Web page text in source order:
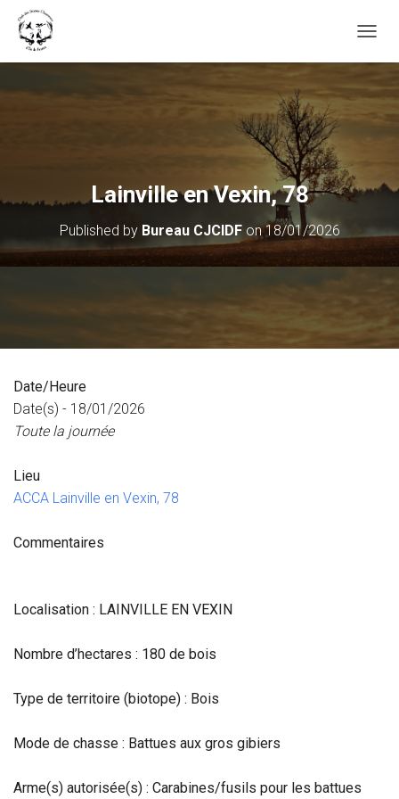
Lainville en Vexin, 78
Published by Bureau CJCIDFon18/01/2026
Date/Heure
Date(s) - 18/01/2026
Toute la journée
Lieu
ACCA Lainville en Vexin, 78
Commentaires
Localisation : LAINVILLE EN VEXIN
Nombre d’hectares : 180 de bois
Type de territoire (biotope) : Bois
Mode de chasse : Battues aux gros gibiers
Arme(s) autorisée(s) : Carabines/fusils pour les battues